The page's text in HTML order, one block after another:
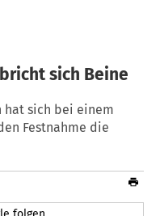
sich Beine
hat sich bei einem
Festnahme die